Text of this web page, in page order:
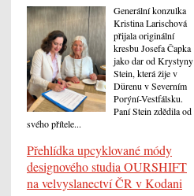
Generální konzulka
Kristina Larischová
přijala originální
kresbu Josefa Čapka
jako dar od Krystyny
Stein, která žije v
Dürenu v Severním
Porýní-Vestfálsku.
Paní Stein zdědila od
svého přítele...
Přehlídka upcyklované módy
designového studia OURSHIFT
na velvyslanectví ČR v Kodani